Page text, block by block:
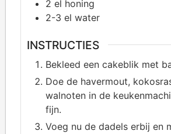
2 el honing
2-3 el water
INSTRUCTIES
Bekleed een cakeblik met
Doe de havermout,
walnoten in de
fijn.
Voeg nu de dadels erbij en